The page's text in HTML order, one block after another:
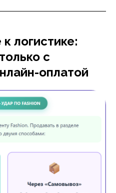
логистике:
с
оплатой